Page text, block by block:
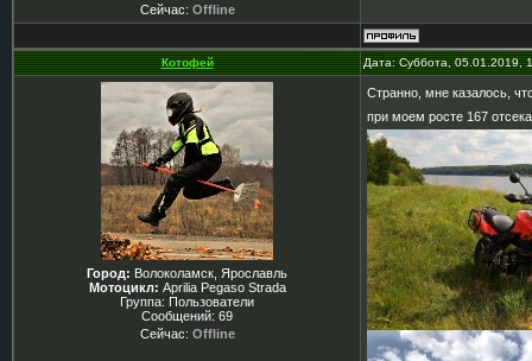
Сейчас: Offline
Котофей Дата: Суббота, 05.01.2019,
Город: Волоколамск, Ярославль
Мотоцикл: Aprilia Pegaso Strada
Группа: Пользователи
Сообщений: 69
Сейчас: Offline
Странно, мне казалось,
при моем росте 167